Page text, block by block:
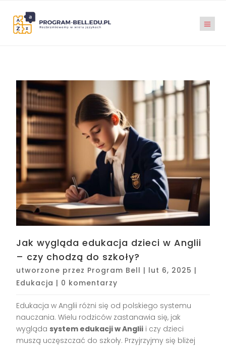
Jak wygląda edukacja dzieci w Anglii
– czy chodzą do szkoły?
utworzone przez Program Bell | lut 6, 2025 |
Edukacja | 0 komentarzy
Edukacja w Anglii różni się od polskiego systemu
nauczania. Wielu rodziców zastanawia się, jak
wygląda system edukacji w Anglii i czy dzieci
muszą uczęszczać do szkoły. Przyjrzyjmy się bliżej